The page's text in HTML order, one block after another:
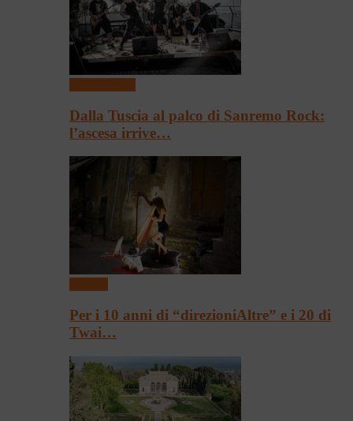
Dalla Tuscia al palco di Sanremo Rock:
l’ascesa irrive…
Per i 10 anni di “direzioniAltre” e i 20 di
Twai…